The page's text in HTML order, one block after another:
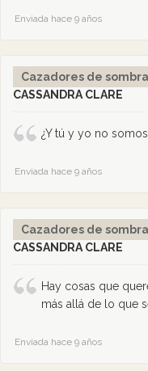
Enviada hace 9 años
Cazadores de
CASSANDRA CLARE
¿Y tú y yo no
Enviada hace 9 años
Cazadores de
CASSANDRA CLARE
Hay cosas que
más allá de lo que
Enviada hace 9 años